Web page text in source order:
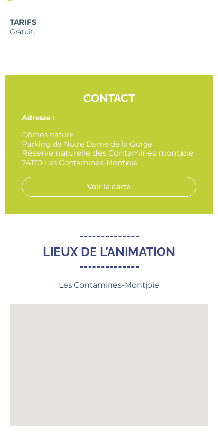
CONTACT
Adresse :
Dômes nature
Parking de Notre Dame de la Gorge
Réserve naturelle des Contamines montjoie
74170 Les Contamines-Montjoie
Voir la carte
TARIFS
Gratuit.
LIEUX DE L’ANIMATION
Les Contamines-Montjoie